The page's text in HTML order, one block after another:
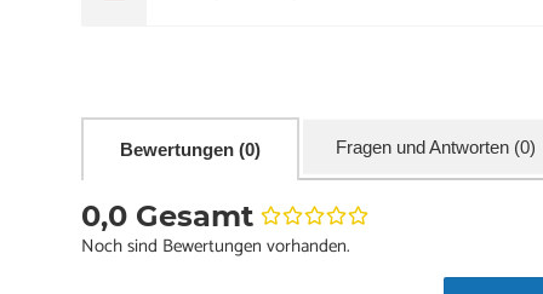
Bewertungen (0) Fragen und Antworten (0)
0,0 Gesamt
Noch sind Bewertungen vorhanden.